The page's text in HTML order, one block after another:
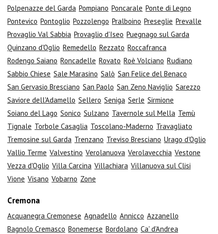
Polpenazze del Garda Pompiano Poncarale Ponte di Legno
Pontevico Pontoglio Pozzolengo Pralboino Preseglie Prevalle
Provaglio Val Sabbia Provaglio d'Iseo Puegnago sul Garda
Quinzano d'Oglio Remedello Rezzato Roccafranca
Rodengo Saiano Roncadelle Rovato Roè Volciano Rudiano
Sabbio Chiese Sale Marasino Salò San Felice del Benaco
San Gervasio Bresciano San Paolo San Zeno Naviglio Sarezzo
Saviore dell'Adamello Sellero Seniga Serle Sirmione
Soiano del Lago Sonico Sulzano Tavernole sul Mella Temù
Tignale Torbole Casaglia Toscolano-Maderno Travagliato
Tremosine sul Garda Trenzano Treviso Bresciano Urago d'Oglio
Vallio Terme Valvestino Verolanuova Verolavecchia Vestone
Vezza d'Oglio Villa Carcina Villachiara Villanuova sul Clisi
Vione Visano Vobarno Zone
Cremona
Acquanegra Cremonese Agnadello Annicco Azzanello
Bagnolo Cremasco Bonemerse Bordolano Ca' d'Andrea